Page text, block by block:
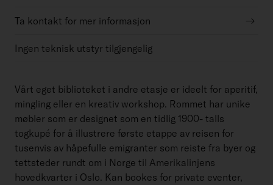
Ta kontakt for mer informasjon →
Ingen teknisk utstyr tilgjengelig
Vårt eget biblioteket i andre etasje er ideelt for aperitif,
mingling eller en kreativ workshop. Rommet har unike
møbler som er designet som en tidlig 1900- talls
togkupé for å illustrere første etappe av reisen for
tusenvis av håpefulle emigranter som reiste fra byer og
tettsteder rundt om i Norge til Amerikalinjens
hovedkvarter i Oslo. Kan bookes for private eventer,